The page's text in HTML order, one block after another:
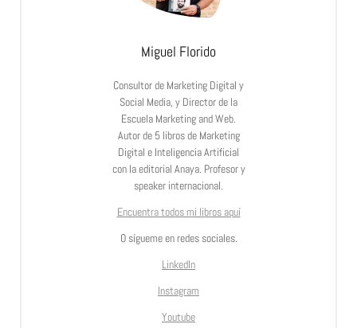
Miguel Florido
Consultor de Marketing Digital y
Social Media, y Director de la
Escuela Marketing and Web.
Autor de 5 libros de Marketing
Digital e Inteligencia Artificial
con la editorial Anaya. Profesor y
speaker internacional.
Encuentra todos mi libros aquí
O sígueme en redes sociales.
LinkedIn
Instagram
Youtube